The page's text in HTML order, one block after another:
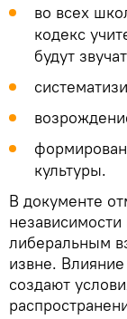
во всех
кодекс
будут
культуры.
В документе
либеральным
извне.
создают